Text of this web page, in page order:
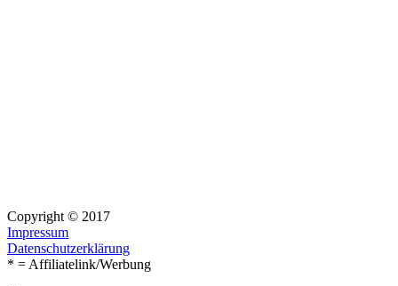
Copyright © 2017
Impressum
Datenschutzerklärung
* = Affiliatelink/Werbung